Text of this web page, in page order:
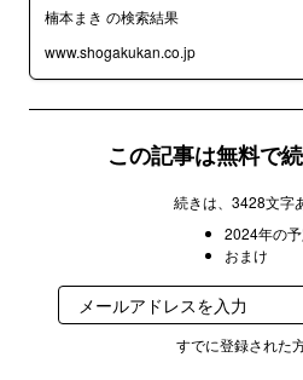
楠本まき の検索結果
www.shogakukan.co.jp
この記事は無料で
続きは、3428文字
2024年の
おまけ
すでに登録された